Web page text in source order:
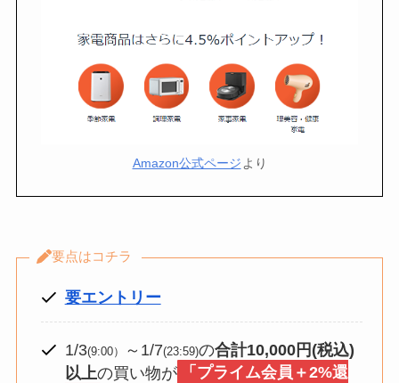
Amazon公式ページ より
要点はコチラ
要エントリー
1/3(9:00） ～1/7(23:59)の合計10,000円(税込)
以上の買い物が
「プライム会員＋2%還